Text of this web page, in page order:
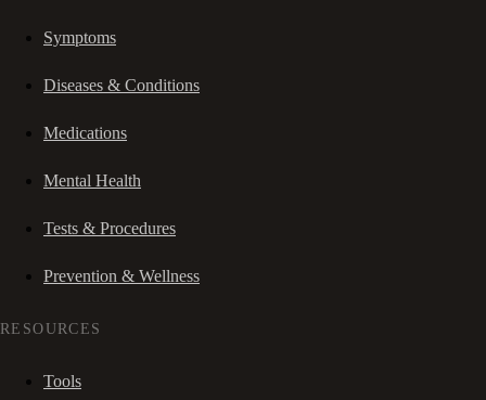
Symptoms
Diseases & Conditions
Medications
Mental Health
Tests & Procedures
Prevention & Wellness
RESOURCES
Tools